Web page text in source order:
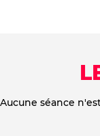
Aucune séance